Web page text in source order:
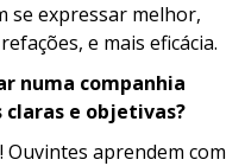
se expressar melhor,
e mais eficácia.
numa companhia
claras e objetivas?
Ouvintes aprendem com